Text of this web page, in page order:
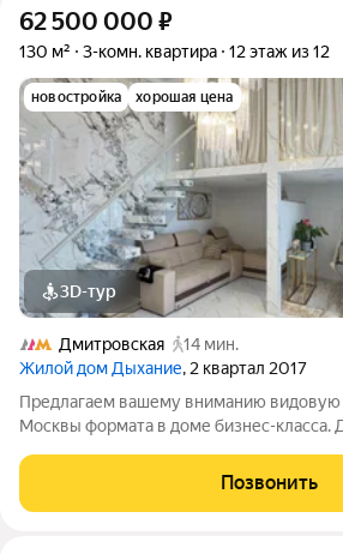
62 500 000 ₽
130 м² 3-комн. квартира 12 этаж из 12
новостройка хорошая цена
3D-тур
Дмитровская
14 мин.
Жилой дом Дыхание, 2 квартал 2017
Предлагаем вашему вниманию видовую
Москвы формата в доме бизнес-класса.
комнаты предполагает как гостевую
скрытую от посторонних глаз.
Позвонить